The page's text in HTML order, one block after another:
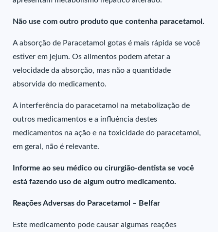
Não use com outro produto que contenha paracetamol.
A absorção de Paracetamol gotas é mais rápida se você
estiver em jejum. Os alimentos podem afetar a
velocidade da absorção, mas não a quantidade
absorvida do medicamento.
A interferência do paracetamol na metabolização de
outros medicamentos e a influência destes
medicamentos na ação e na toxicidade do paracetamol,
em geral, não é relevante.
Informe ao seu médico ou cirurgião-dentista se você
está fazendo uso de algum outro medicamento.
Reações Adversas do Paracetamol – Belfar
Este medicamento pode causar algumas reações